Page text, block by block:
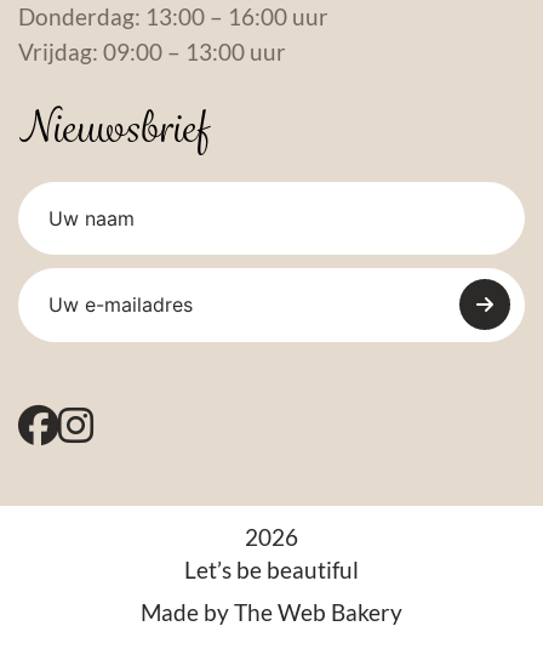
Donderdag: 13:00 – 16:00 uur
Vrijdag: 09:00 – 13:00 uur
Nieuwsbrief
2026
Let’s be beautiful
Made byThe Web Bakery